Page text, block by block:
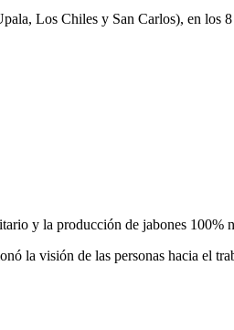
Los Chiles y San Carlos), en
y la producción de jabones 100%
la visión de las personas hacia el